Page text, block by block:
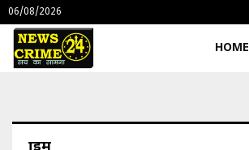
06/08/2026
HOME
क्राइम